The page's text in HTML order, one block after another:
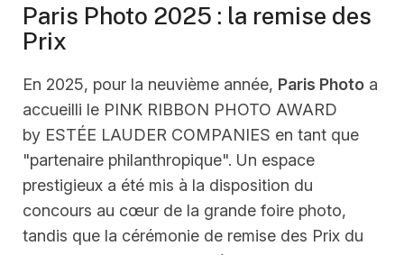
Paris Photo 2025 : la remise des
Prix
En 2025, pour la neuvième année, Paris Photo a
accueilli le PINK RIBBON PHOTO AWARD
by ESTÉE LAUDER COMPANIES en tant que
"partenaire philanthropique". Un espace
prestigieux a été mis à la disposition du
concours au cœur de la grande foire photo,
tandis que la cérémonie de remise des Prix du